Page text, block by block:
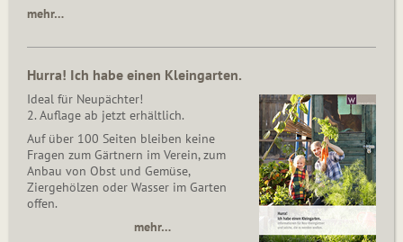
mehr…
Hurra! Ich habe einen Kleingarten.
Ideal für Neupächter!
2. Auflage ab jetzt erhältlich.
Auf über 100 Seiten bleiben keine
Fragen zum Gärtnern im Verein, zum
Anbau von Obst und Gemüse,
Ziergehölzen oder Wasser im Garten
offen.
mehr…